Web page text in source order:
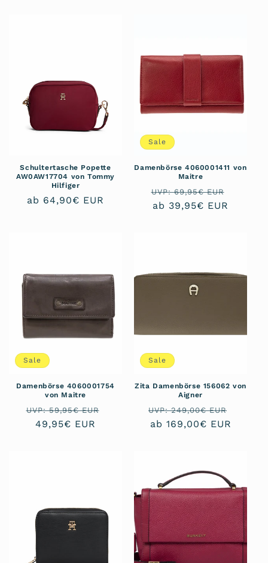
Schultertasche Popette
AW0AW17704 von Tommy
Hilfiger
Normaler
ab 64,90€ EUR
Sale
Damenbörse 4060001411 von
Maitre
Normaler
Preis
UVP: 69,95€ EUR
ab 39,95€ EUR
Sale
Damenbörse 4060001754
von Maitre
Normaler
Preis
UVP: 59,95€ EUR
Verkaufspreis
49,95€ EUR
Sale
Zita Damenbörse 156062 von
Aigner
Normaler
Preis
UVP: 249,00€ EUR
ab 169,00€ EUR